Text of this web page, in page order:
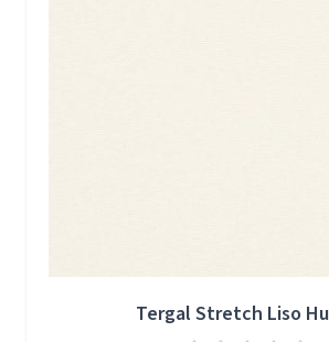
Tergal Stretch Liso